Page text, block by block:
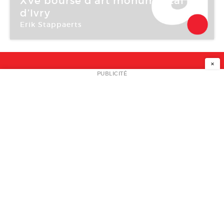
d’Ivry
Erik Stappaerts
NEWSLETTER
×
PUBLICITÉ